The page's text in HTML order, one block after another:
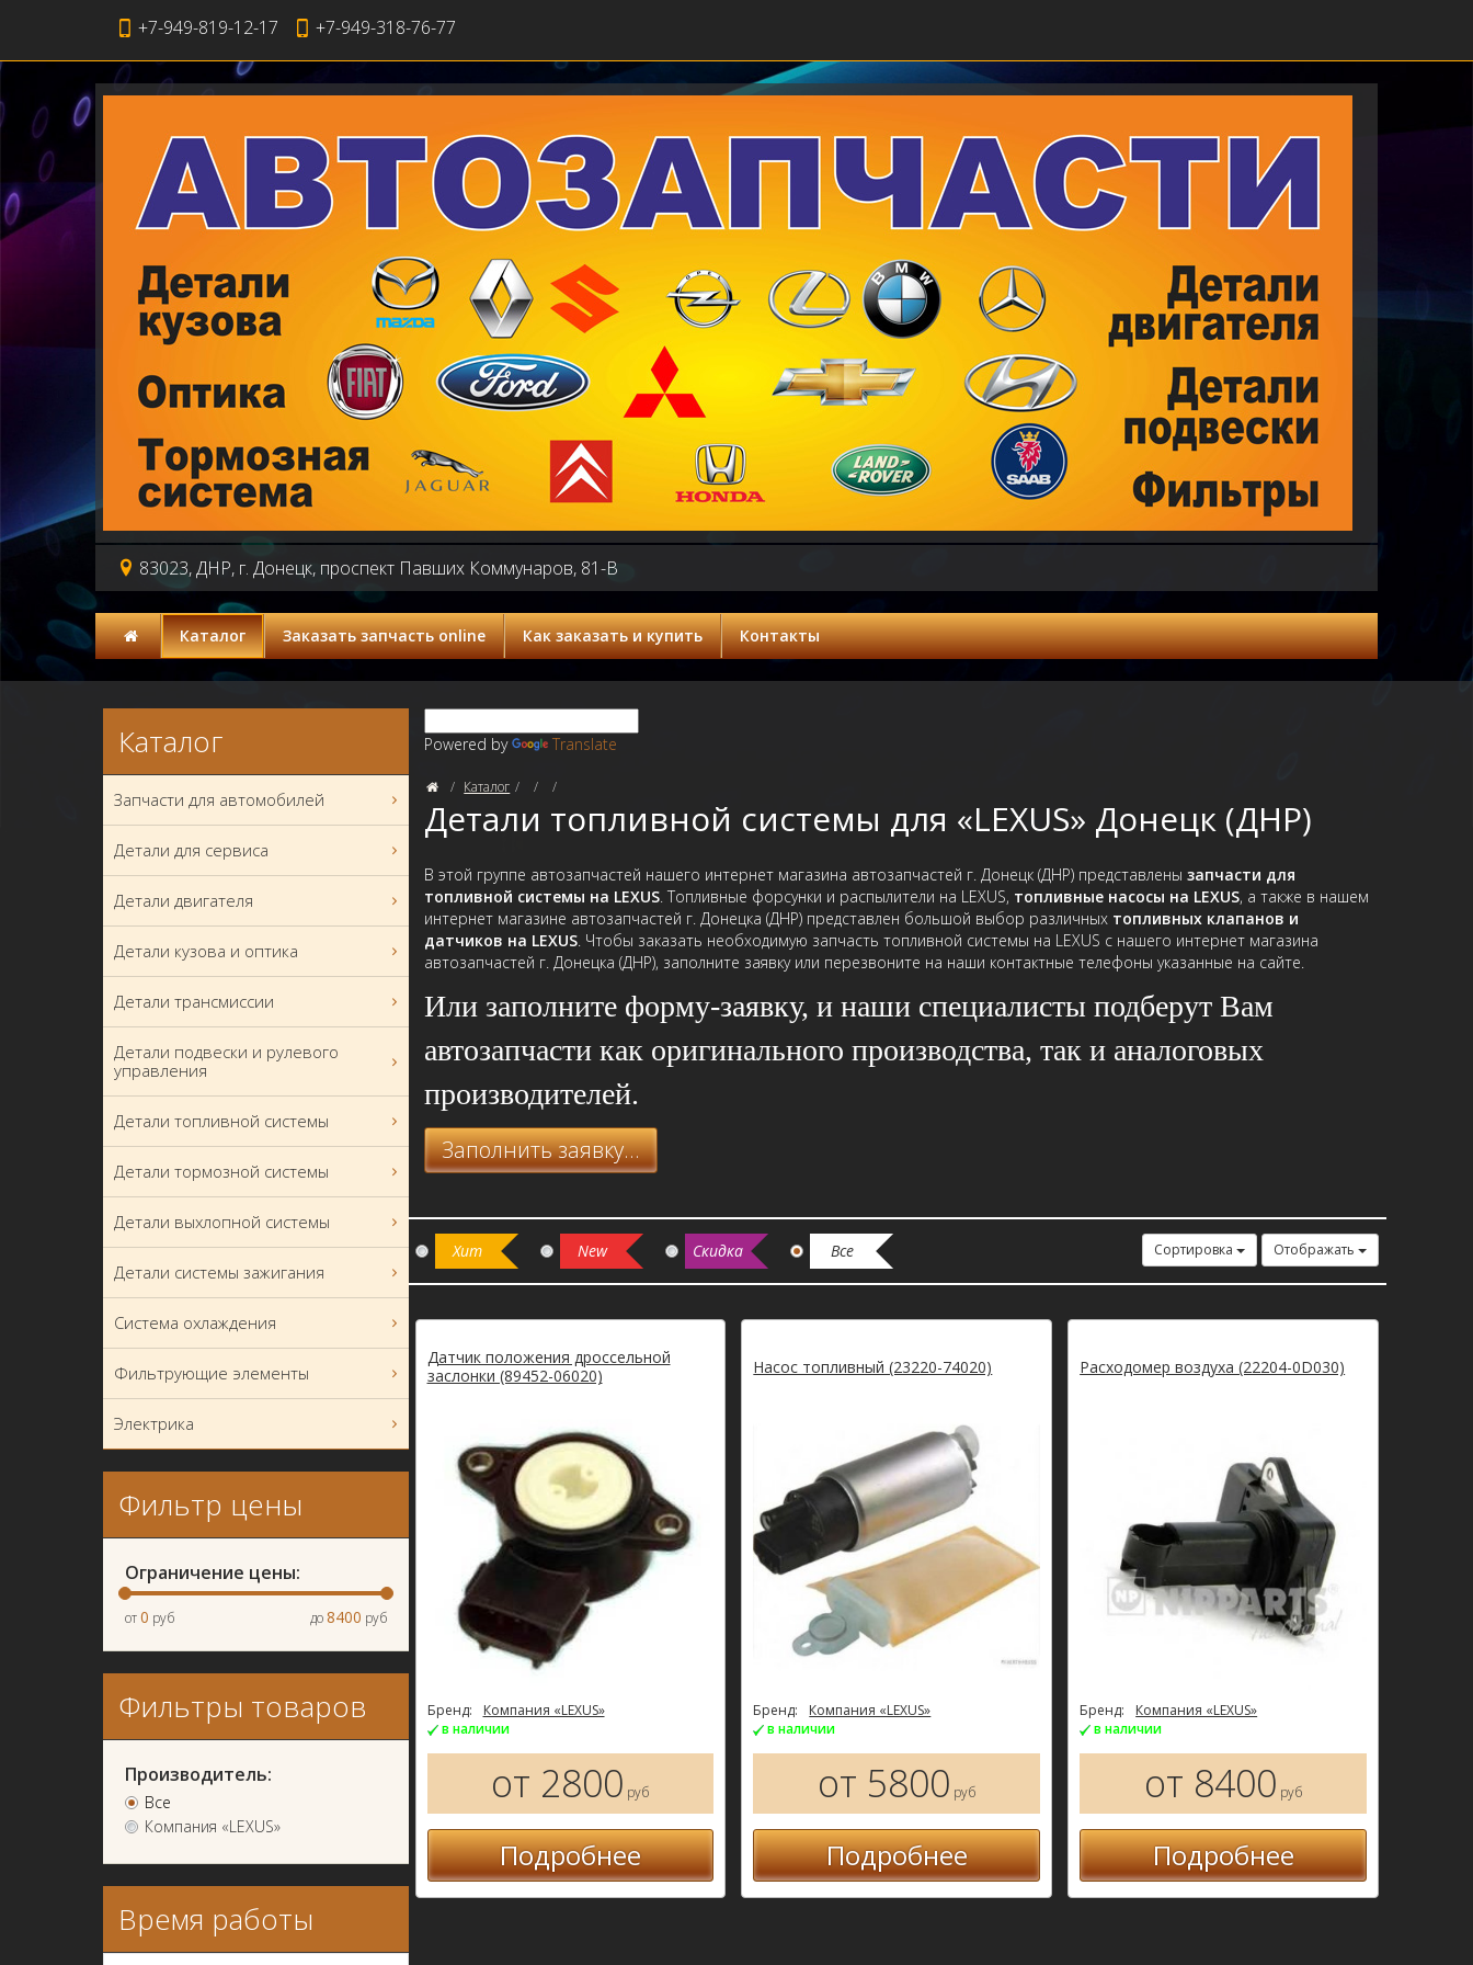
+7-949-819-12-17 +7-949-318-76-77
83023, ДНР, г. Донецк, проспект Павших Коммунаров, 81-В
Каталог Заказать запчасть online Как заказать и купить Контакты
Powered by Translate
Каталог
Детали топливной системы для «LEXUS» Донецк (ДНР)
В этой группе автозапчастей нашего интернет магазина автозапчастей г. Донецк (ДНР) представлены запчасти для
топливной системы на LEXUS. Топливные форсунки и распылители на LEXUS, топливные насосы на LEXUS, а также в нашем
интернет магазине автозапчастей г. Донецка (ДНР) представлен большой выбор различных топливных клапанов и
датчиков на LEXUS. Чтобы заказать необходимую запчасть топливной системы на LEXUS с нашего интернет магазина
автозапчастей г. Донецка (ДНР), заполните заявку или перезвоните на наши контактные телефоны указанные на сайте.
Или заполните форму-заявку, и наши специалисты подберут Вам
автозапчасти как оригинального производства, так и аналоговых
производителей.
Заполнить заявку...
Хит New Скидка Все Сортировка Отображать
Датчик положения дроссельной
заслонки (89452-06020)
Бренд:
Компания «LEXUS»
в наличии
от 2800 руб
Подробнее
Насос топливный (23220-74020)
Бренд:
Компания «LEXUS»
в наличии
от 5800 руб
Подробнее
Расходомер воздуха (22204-0D030)
Бренд:
Компания «LEXUS»
в наличии
от 8400 руб
Подробнее
Каталог
Запчасти для автомобилей
Детали для сервиса
Детали двигателя
Детали кузова и оптика
Детали трансмиссии
Детали подвески и рулевого
управления
Детали топливной системы
Детали тормозной системы
Детали выхлопной системы
Детали системы зажигания
Система охлаждения
Фильтрующие элементы
Электрика
Фильтр цены
Ограничение цены:
от0 руб до8400 руб
Фильтры товаров
Производитель:
Все
Компания «LEXUS»
Время работы